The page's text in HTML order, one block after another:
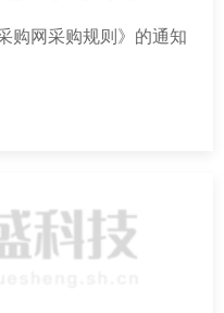
购网采购规则》的通知